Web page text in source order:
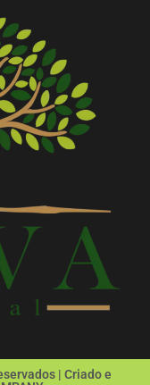
| Criado e